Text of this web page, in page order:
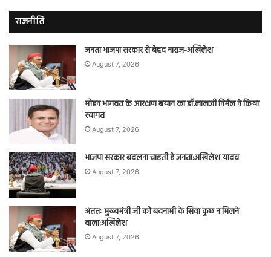
राजनीति
जनता भाजपा सरकार से बेहद नाराज-अखिलेश
August 7, 2026
मोहन भागवत के आरक्षण बयान का डॉ.लालजी निर्मल ने किया
स्वागत
August 7, 2026
भाजपा सरकार बदलना चाहती है जनता:अखिलेश यादव
August 7, 2026
अंततः मुख्यमंत्री जी को बदनामी के सिवा कुछ न मिलने
वाला:अखिलेश
August 7, 2026